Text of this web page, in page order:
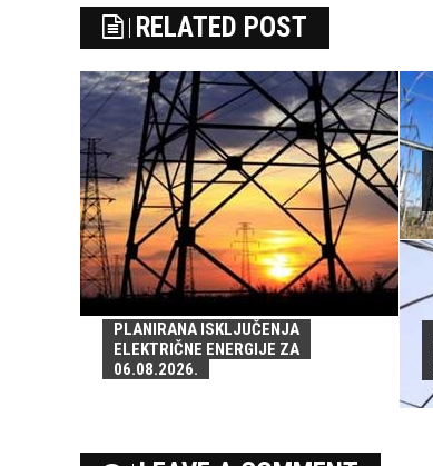
RELATED POST
PLANIRANA ISKLJUČENJA
ELEKTRIČNE ENERGIJE ZA
06.08.2026.